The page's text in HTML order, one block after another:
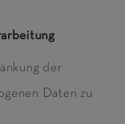
der
Daten zu